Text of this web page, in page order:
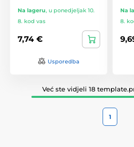
Na lageru, u ponedjeljak 10.
8. kod vas
7,74 €
Usporedba
Na
8.
Već ste vidjeli 18
1